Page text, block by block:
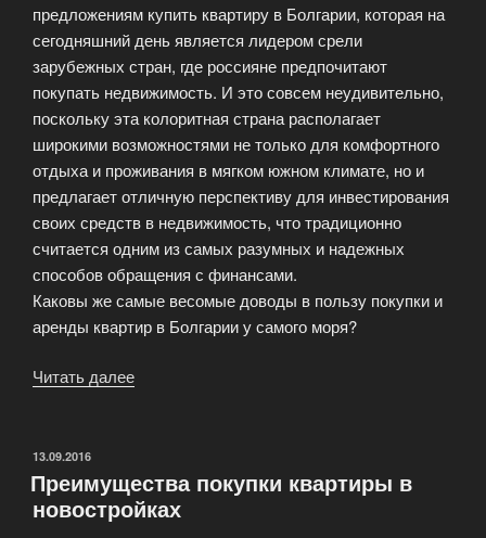
предложениям купить квартиру в Болгарии, которая на
сегодняшний день является лидером срели
зарубежных стран, где россияне предпочитают
покупать недвижимость. И это совсем неудивительно,
поскольку эта колоритная страна располагает
широкими возможностями не только для комфортного
отдыха и проживания в мягком южном климате, но и
предлагает отличную перспективу для инвестирования
своих средств в недвижимость, что традиционно
считается одним из самых разумных и надежных
способов обращения с финансами.
Каковы же самые весомые доводы в пользу покупки и
аренды квартир в Болгарии у самого моря?
Читать далее
удобные
апартаменты
ОПУБЛИКОВАНО
13.09.2016
Преимущества покупки квартиры в
новостройках